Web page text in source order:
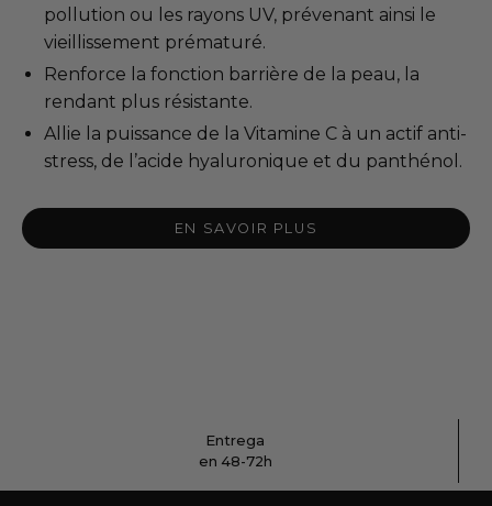
pollution ou les rayons UV, prévenant ainsi le
vieillissement prématuré.
Renforce la fonction barrière de la peau, la
rendant plus résistante.
Allie la puissance de la Vitamine C à un actif anti-
stress, de l’acide hyaluronique et du panthénol.
EN SAVOIR PLUS
Entrega
en 48-72h